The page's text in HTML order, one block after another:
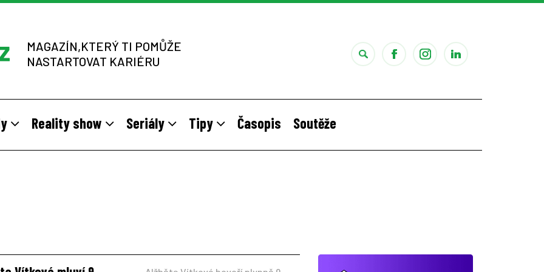
MAGAZÍN,KTERÝ TI POMŮŽE
NASTARTOVAT KARIÉRU
Reality show Seriály Tipy Časopis Soutěže